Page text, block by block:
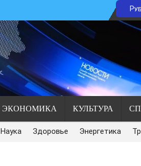
ЭКОНОМИКА КУЛЬТУРА
Наука Здоровье Энергетика